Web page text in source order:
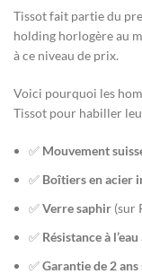
Tissot fait partie du
holding horlogère au
à ce niveau de prix.
Voici pourquoi les
Tissot pour habiller
✅ Mouvement
✅ Boîtiers en acier
✅Verre saphir (sur
✅ Résistance à l’eau
✅Garantie de 2 ans